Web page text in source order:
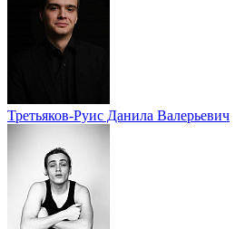
Третьяков-Руис Данила Валерьевич